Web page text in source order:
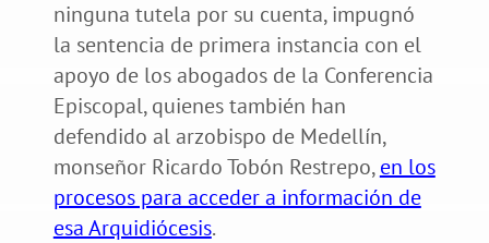
ninguna tutela por su cuenta, impugnó
la sentencia de primera instancia con el
apoyo de los abogados de la Conferencia
Episcopal, quienes también han
defendido al arzobispo de Medellín,
monseñor Ricardo Tobón Restrepo,en los
procesos para acceder a información de
esa Arquidiócesis.